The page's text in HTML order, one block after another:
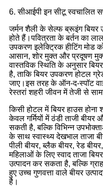
6. सीआईपी इन सीटू स्वचालित
जर्मन शैली के सेल्फ ब्रूइंग
होते हैं।पवित्रता के बर्तन का
उपकरण इलेक्ट्रिक हीटिंग मोड
आसान, शोर मुक्त और प्रदूषण
वास्तविक स्थिति के अनुसार
है, ताकि बियर उपकरण होटल
जाए।इस तरह के ऑन-द-स्पॉट
रेस्तरां शहरी जीवन में तेजी से
किसी होटल में बियर हाउस होना
केवल गर्मियों में ठंडी ताजी बीयर
सकती है, बल्कि विभिन्न
के साथ स्वास्थ्य देखभाल ताजा
पीली बीयर, ब्लैक बीयर, रेड
महिलाओं के लिए स्वाद ताजा
उत्पादन कर सकता है, बल्कि
हुए उच्च गुणवत्ता वाले बीयर
है।